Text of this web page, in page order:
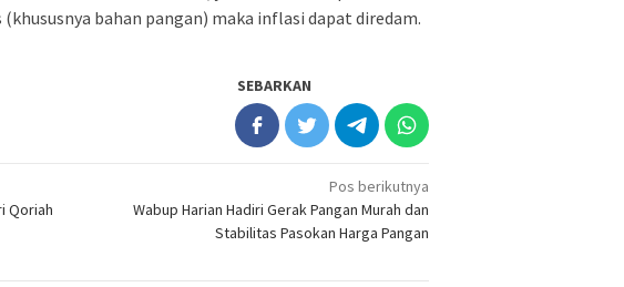
bahan pangan) maka inflasi dapat diredam.
SEBARKAN
Qoriah
Pos berikutnya
Wabup Harian Hadiri Gerak Pangan Murah dan
Stabilitas Pasokan Harga Pangan